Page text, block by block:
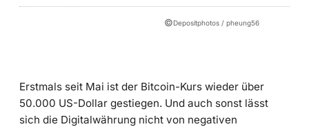
©Depositphotos / pheung56
Erstmals seit Mai ist der Bitcoin-Kurs wieder über
50.000 US-Dollar gestiegen. Und auch sonst lässt
sich die Digitalwährung nicht von negativen